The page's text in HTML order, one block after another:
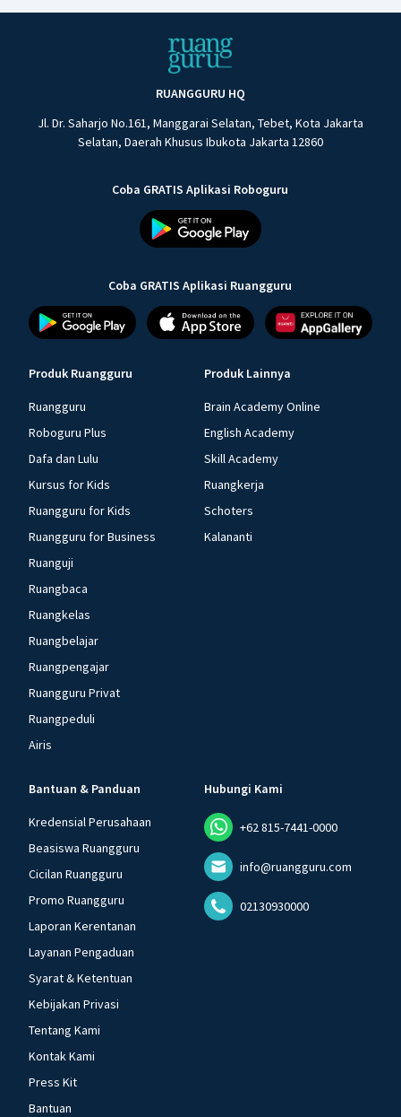
RUANGGURU HQ
Jl. Dr. Saharjo No.161, Manggarai Selatan, Tebet, Kota Jakarta
Selatan, Daerah Khusus Ibukota Jakarta 12860
Coba GRATIS Aplikasi Roboguru
Coba GRATIS Aplikasi Ruangguru
Produk Ruangguru
Ruangguru
Roboguru Plus
Dafa dan Lulu
Kursus for Kids
Ruangguru for Kids
Ruangguru for Business
Ruanguji
Ruangbaca
Ruangkelas
Ruangbelajar
Ruangpengajar
Ruangguru Privat
Ruangpeduli
Airis
Produk Lainnya
Brain Academy Online
English Academy
Skill Academy
Ruangkerja
Schoters
Kalananti
Bantuan & Panduan
Kredensial Perusahaan
Beasiswa Ruangguru
Cicilan Ruangguru
Promo Ruangguru
Laporan Kerentanan
Layanan Pengaduan
Syarat & Ketentuan
Kebijakan Privasi
Tentang Kami
Kontak Kami
Press Kit
Bantuan
Hubungi Kami
+62 815-7441-0000
info@ruangguru.com
02130930000